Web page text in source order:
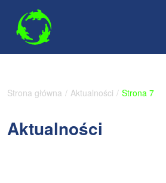
content
Strona główna / Aktualności / Strona 7
Aktualności